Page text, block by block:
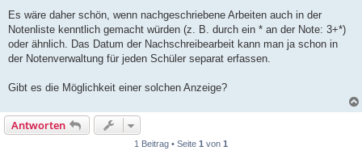
Es wäre daher schön, wenn nachgeschriebene Arbeiten auch in der
Notenliste kenntlich gemacht würden (z. B. durch ein * an der Note: 3+*)
oder ähnlich. Das Datum der Nachschreibearbeit kann man ja schon in
der Notenverwaltung für jeden Schüler separat erfassen.
Gibt es die Möglichkeit einer solchen Anzeige?
Antworten
1 Beitrag • Seite 1 von 1